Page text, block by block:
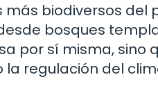
más biodiversos
bosques
por sí misma,
regulación del